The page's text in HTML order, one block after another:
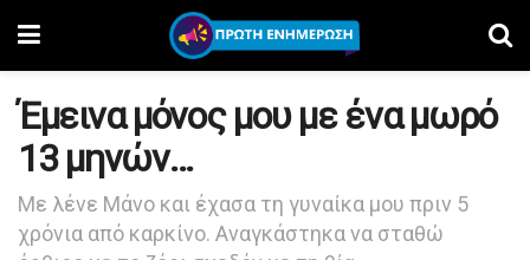
Έμεινα μόνος μου με ένα μωρό
13 μηνών…
Με λένε Μάνο και έχασα τη γυναίκα μου πριν 5
χρόνια από καρκίνο. Αναγκάστηκα να σταθώ